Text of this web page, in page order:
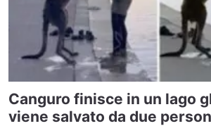
Canguro finisce in un lago
viene salvato da due